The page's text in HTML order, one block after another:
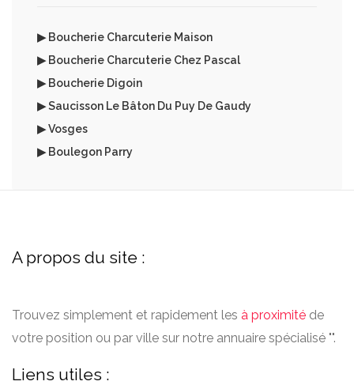
▶ Boucherie Charcuterie Maison
▶ Boucherie Charcuterie Chez Pascal
▶ Boucherie Digoin
▶ Saucisson Le Bâton Du Puy De Gaudy
▶ Vosges
▶ Boulegon Parry
A propos du site :
Trouvez simplement et rapidement les à proximité de
votre position ou par ville sur notre annuaire spécialisé "".
Liens utiles :